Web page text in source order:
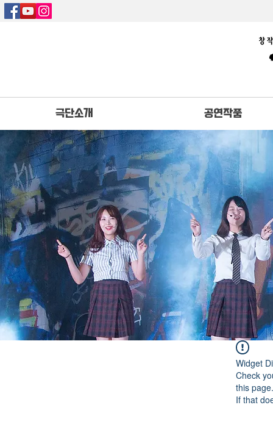
극단소개 공연작품
Widget
Check
this page.
If that